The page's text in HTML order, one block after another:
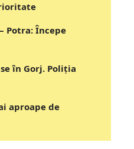
Potra: Începe
în Gorj. Poliția
aproape de